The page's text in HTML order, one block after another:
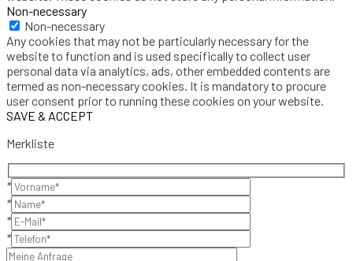
Non-necessary
Non-necessary
Any cookies that may not be particularly necessary for the
website to function and is used specifically to collect user
personal data via analytics, ads, other embedded contents are
termed as non-necessary cookies. It is mandatory to procure
user consent prior to running these cookies on your website.
SAVE & ACCEPT
Merkliste
*
*
*
*